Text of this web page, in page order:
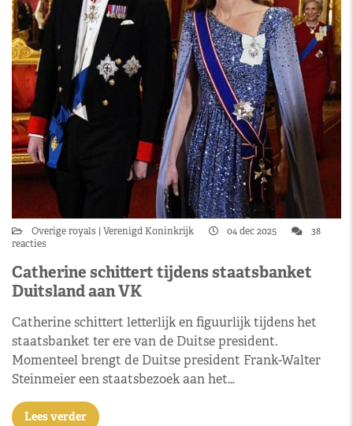
Overige royals Verenigd Koninkrijk 04 dec 2025
38
reacties
Catherine schittert tijdens staatsbanket
Duitsland aan VK
Catherine schittert letterlijk en figuurlijk tijdens het
staatsbanket ter ere van de Duitse president.
Momenteel brengt de Duitse president Frank-Walter
Steinmeier een staatsbezoek aan het…
Lees verder